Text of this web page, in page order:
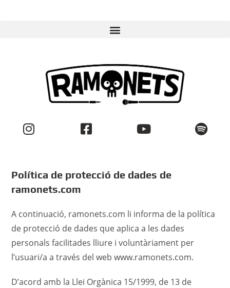
Política de protecció de dades de
ramonets.com
A continuació, ramonets.com li informa de la política
de protecció de dades que aplica a les dades
personals facilitades lliure i voluntàriament per
l’usuari/a a través del web www.ramonets.com.
D’acord amb la Llei Orgànica 15/1999, de 13 de